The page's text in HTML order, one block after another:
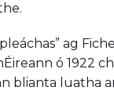
ag
ó 1922
blianta luatha